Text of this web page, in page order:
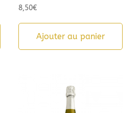
8,50€
Ajouter au panier